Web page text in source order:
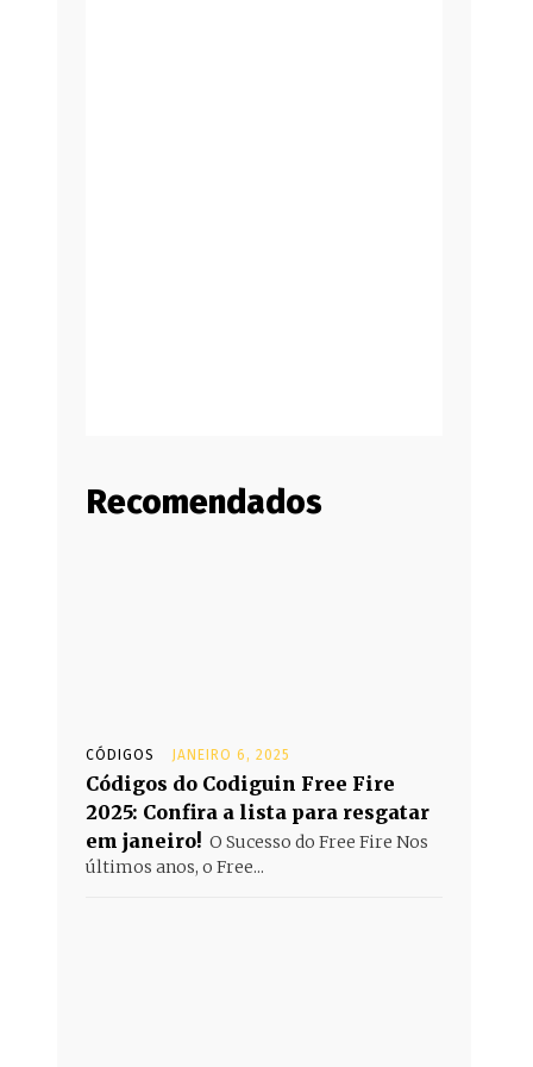
Recomendados
CÓDIGOS JANEIRO 6, 2025
Códigos do Codiguin Free Fire
2025: Confira a lista para resgatar
em janeiro! O Sucesso do Free Fire Nos
últimos anos, o Free...